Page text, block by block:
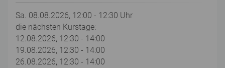
Sa. 08.08.2026, 12:00 - 12:30 Uhr
die nächsten Kurstage:
12.08.2026, 12:30 - 14:00
19.08.2026, 12:30 - 14:00
26.08.2026, 12:30 - 14:00